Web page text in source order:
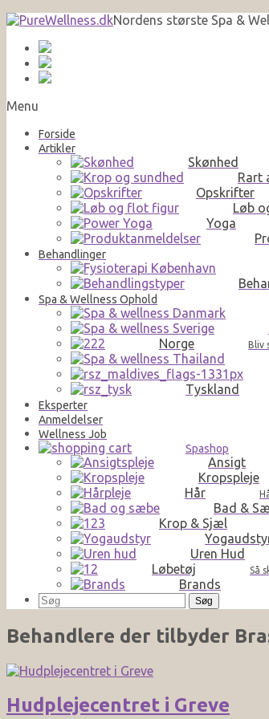
Nordens største Spa &
Menu
Forside
Artikler
Skønhed
Rart
Opskrifter
Løb
Yoga
Behandlinger
Spa & Wellness Ophold
Norge Bliv
Tyskland
Eksperter
Anmeldelser
Wellness Job
Spashop
Ansigt
Kropspleje
Hår
Bad &
Krop & Sjæl
Uren Hud
Løbetøj Så
Brands
Søg
efter:
Behandlere der tilbyder
Hudplejecentret i Greve